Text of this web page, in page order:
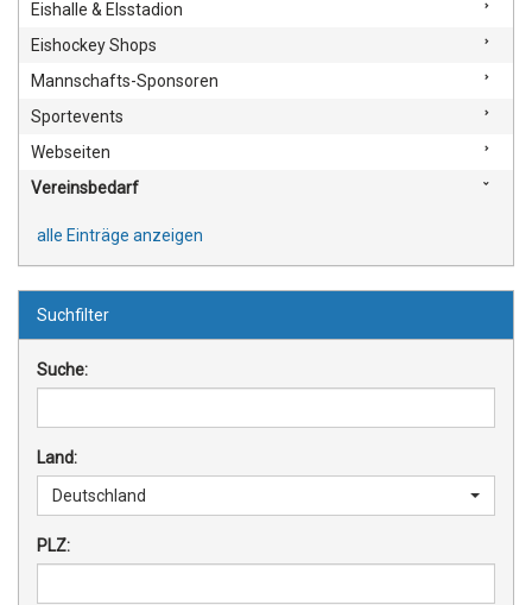
Eishalle & EIsstadion
Eishockey Shops
Mannschafts-Sponsoren
Sportevents
Webseiten
Vereinsbedarf
alle Einträge anzeigen
Suchfilter
Suche:
Land:
Deutschland
PLZ: